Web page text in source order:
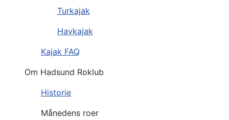
Turkajak
Havkajak
Kajak FAQ
Om Hadsund Roklub
Historie
Månedens roer